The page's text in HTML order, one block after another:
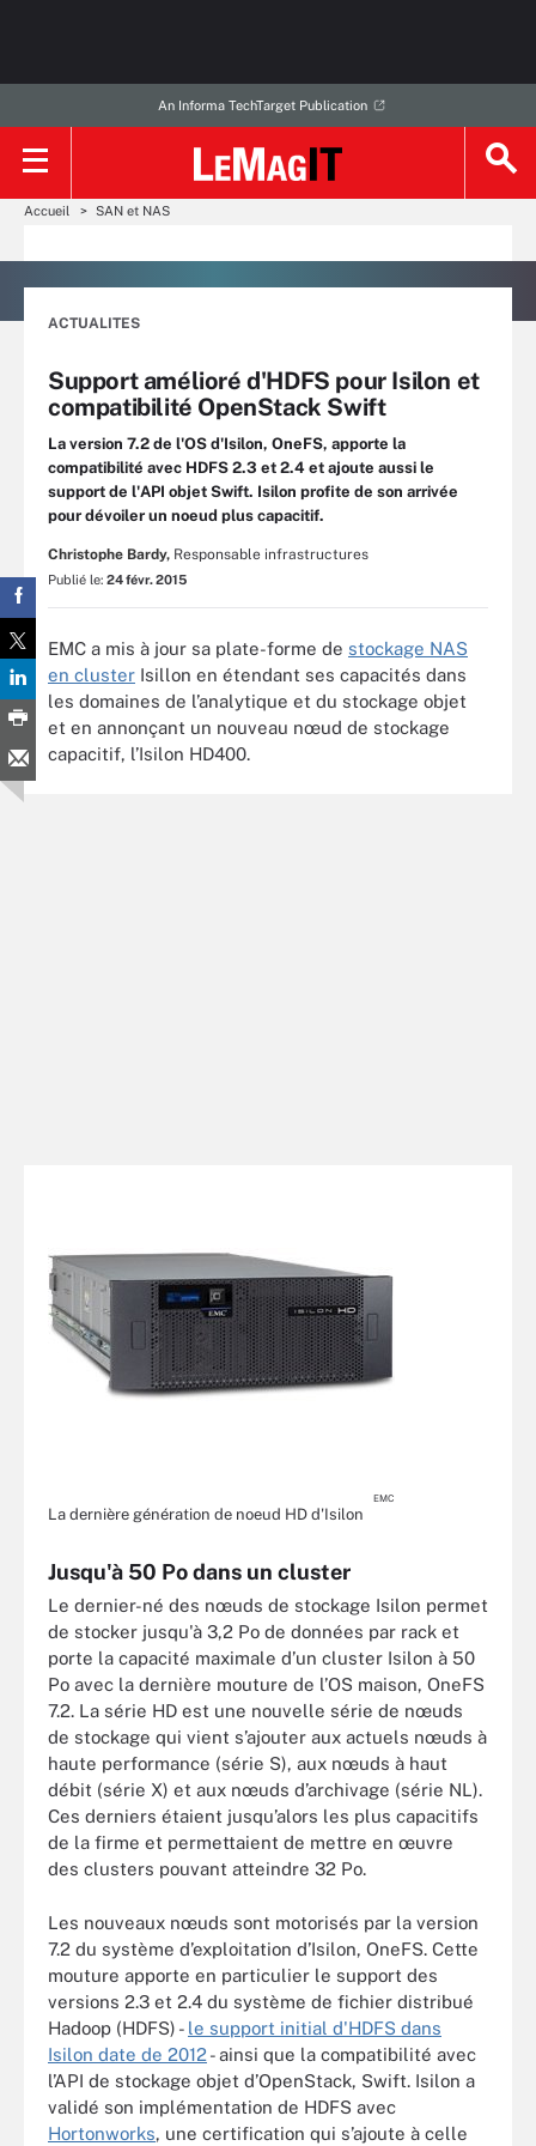
An Informa TechTarget Publication
Accueil SAN et NAS
ACTUALITES
Support amélioré d'HDFS pour Isilon et
compatibilité OpenStack Swift
La version 7.2 de l'OS d'Isilon, OneFS, apporte la
compatibilité avec HDFS 2.3 et 2.4 et ajoute aussi le
support de l'API objet Swift. Isilon profite de son arrivée
pour dévoiler un noeud plus capacitif.
Christophe Bardy, Responsable infrastructures
Publié le: 24 févr. 2015
EMC a mis à jour sa plate-forme de stockage NAS
en cluster Isillon en étendant ses capacités dans
les domaines de l’analytique et du stockage objet
et en annonçant un nouveau nœud de stockage
capacitif, l’Isilon HD400.
EMC
La dernière génération de noeud HD d'Isilon
Jusqu'à 50 Po dans un cluster
Le dernier-né des nœuds de stockage Isilon permet
de stocker jusqu'à 3,2 Po de données par rack et
porte la capacité maximale d’un cluster Isilon à 50
Po avec la dernière mouture de l’OS maison, OneFS
7.2. La série HD est une nouvelle série de nœuds
de stockage qui vient s’ajouter aux actuels nœuds à
haute performance (série S), aux nœuds à haut
débit (série X) et aux nœuds d’archivage (série NL).
Ces derniers étaient jusqu’alors les plus capacitifs
de la firme et permettaient de mettre en œuvre
des clusters pouvant atteindre 32 Po.
Les nouveaux nœuds sont motorisés par la version
7.2 du système d’exploitation d’Isilon, OneFS. Cette
mouture apporte en particulier le support des
versions 2.3 et 2.4 du système de fichier distribué
Hadoop (HDFS) - le support initial d'HDFS dans
Isilon date de 2012 - ainsi que la compatibilité avec
l’API de stockage objet d’OpenStack, Swift. Isilon a
validé son implémentation de HDFS avec
Hortonworks, une certification qui s’ajoute à celle